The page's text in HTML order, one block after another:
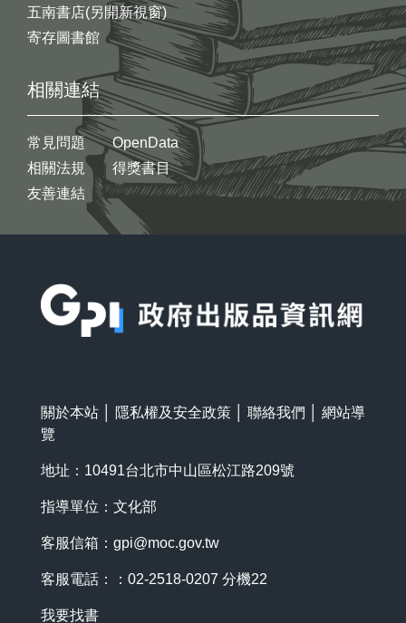
五南書店(另開新視窗)
寄存圖書館
相關連結
常見問題
相關法規
友善連結
OpenData
得獎書目
關於本站 隱私權及安全政策 聯絡我們
網站導
覽
地址：10491台北市中山區松江路209號
指導單位：文化部
客服信箱： gpi@moc.gov.tw
客服電話：：02-2518-0207 分機22
我要找書